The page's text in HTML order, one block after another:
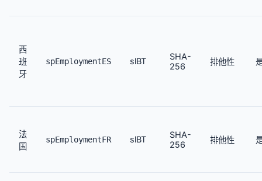
西
班
牙
spEmploymentES slBT
SHA-
256
排他性
法
国
spEmploymentFR slBT
SHA-
256
排他性